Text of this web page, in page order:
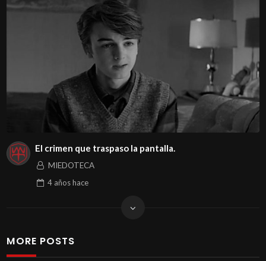
El crimen que traspaso la pantalla.
MIEDOTECA
4 añoshace
MORE POSTS